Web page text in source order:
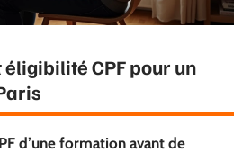
CPF pour un
d’une formation avant de